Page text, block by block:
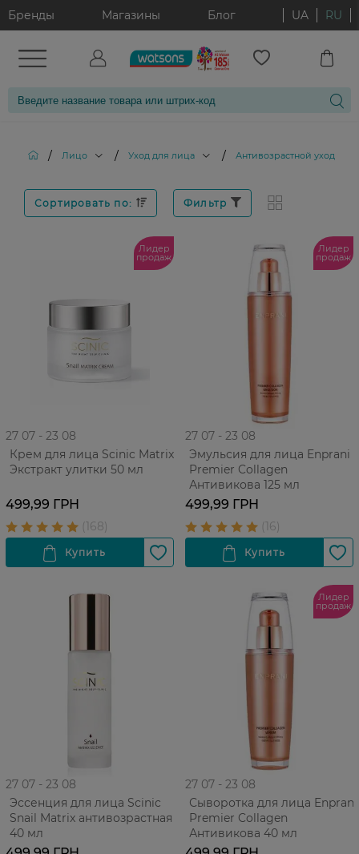
Бренды Магазины Блог UA RU
/ Лицо / Уход для лица / Антивозрастной уход за
Сортировать по: Фильтр
Лидер
продаж
27 07 - 23 08
Крем для лица Scinic Matrix
Экстракт улитки 50 мл
499,99 ГРН
Лидер
продаж
27 07 - 23 08
Эмульсия для лица Enprani
Premier Collagen
Антивикова 125 мл
499,99 ГРН
27 07 - 23 08
Эссенция для лица Scinic
Snail Matrix антивозрастная
40 мл
Лидер
продаж
27 07 - 23 08
Сыворотка для лица Enprani
Premier Collagen
Антивикова 40 мл